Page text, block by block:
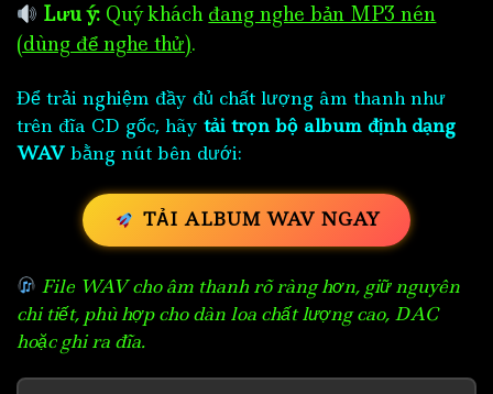
Lưu ý: Quý khách đang nghe bản MP3 nén
(dùng để nghe thử).
Để trải nghiệm đầy đủ chất lượng âm thanh như
trên đĩa CD gốc, hãy tải trọn bộ album định dạng
WAV bằng nút bên dưới:
TẢI ALBUM WAV NGAY
File WAV cho âm thanh rõ ràng hơn, giữ nguyên
chi tiết, phù hợp cho dàn loa chất lượng cao, DAC
hoặc ghi ra đĩa.